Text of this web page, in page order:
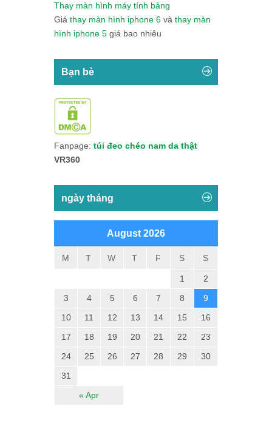
Thay màn hình máy tính bảng
Giá thay màn hình iphone 6 và thay màn
hình iphone 5 giá bao nhiêu
Bạn bè
Fanpage: túi đeo chéo nam da thật
VR360
ngày tháng
August 2026
M T W T F S S
« Apr
1
2
3
4 5 6 7 8
9
10
11 12 13 14 15
16
17
18 19 20 21 22
23
24
25 26 27 28 29
30
31